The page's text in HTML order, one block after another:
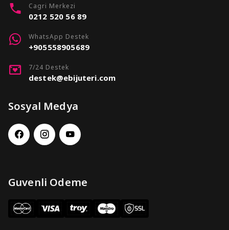
Cagri Merkezi
0212 520 56 89
WhatsApp Destek
+905558905689
7/24 Destek
destek@ebijuteri.com
Sosyal Medya
Guvenli Odeme